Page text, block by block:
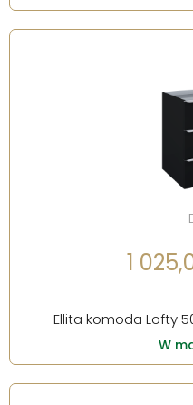
1
Ellita komoda Lofty
W